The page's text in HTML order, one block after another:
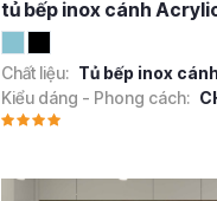
tủ bếp inox cánh
Chất liệu: Tủ bếp inox
Kiểu dáng - Phong cách: